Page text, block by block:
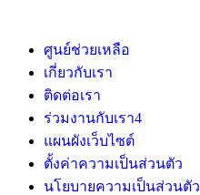
ศูนย์ช่วยเหลือ
เกี่ยวกับเรา
ติดต่อเรา
ร่วมงานกับเรา4
แผนผังเว็บไซต์
ตั้งค่าความเป็นส่วนตัว
นโยบายความเป็นส่วนตัว